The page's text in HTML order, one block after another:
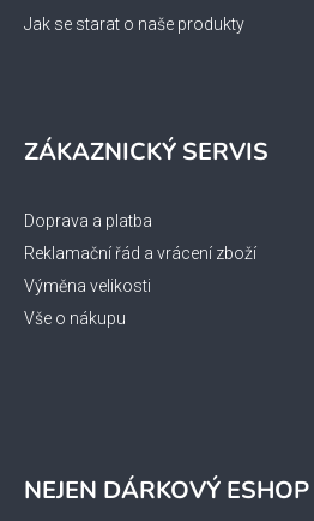
Jak se starat o naše produkty
ZÁKAZNICKÝ SERVIS
Doprava a platba
Reklamační řád a vrácení zboží
Výměna velikosti
Vše o nákupu
NEJEN DÁRKOVÝ ESHOP